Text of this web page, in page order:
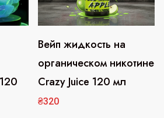
к
а
:
п
о
Вейп жидкость на
органическом никотине
Crazy Juice 120 мл
₴320
Этот
товар
имеет
несколько